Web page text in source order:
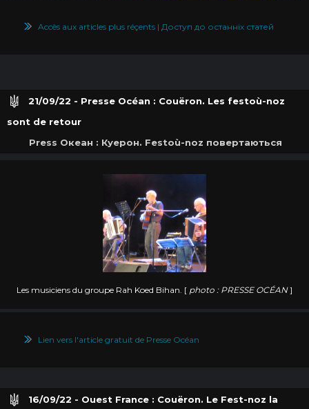
Accès aux articles plus réçents | Доступ до останніх статей
21/09/22 - Presse Océan : Couëron. Les festoù-noz
sont de retour
Press Oкеан : Куерон. Festoù-noz повертаються
Les musiciens du groupe Rah Koed Bihan. [ photo : PRESSE OCÉAN]
Lien vers l'article gratuit de Presse Océan
16/09/22 - Ouest France : Couëron. Le Fest-noz la